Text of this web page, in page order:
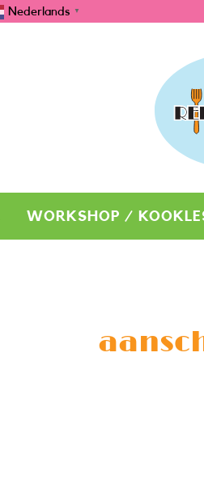
Nederlands ▼
WORKSHOP /